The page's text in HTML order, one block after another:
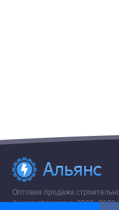
Оптовая продажа
© www.stroremo.ru 2003-